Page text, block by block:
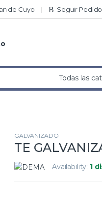
de Cuyo Seguir Pedido
GALVANIZADO
TE
Availability: 1